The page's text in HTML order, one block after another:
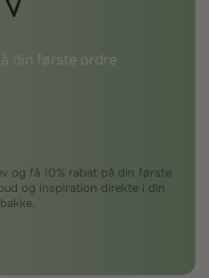
din første ordre
og få 10% rabat på din første
og inspiration direkte i din